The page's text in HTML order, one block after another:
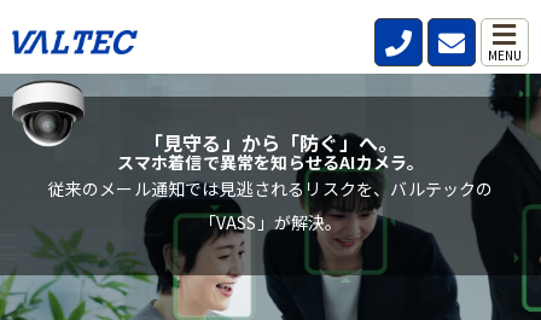
MENU
「見守る」から「防ぐ」へ。
スマホ着信で異常を知らせるAIカメラ。
従来のメール通知では見逃されるリスクを、バルテックの
「VASS」が解決。